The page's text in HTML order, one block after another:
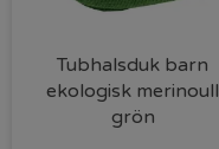
Tubhalsduk barn
ekologisk merinoull
grön